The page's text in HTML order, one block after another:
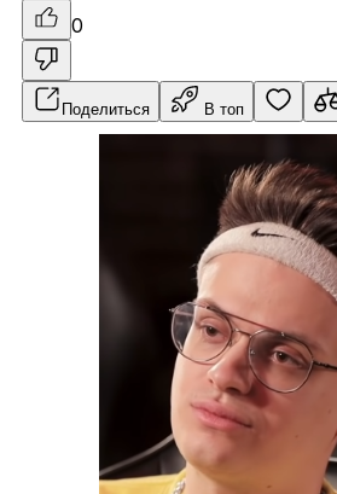
0
Поделиться В топ